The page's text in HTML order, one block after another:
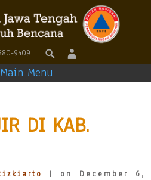
9409
Main Menu
DI KAB.
| on December 6,